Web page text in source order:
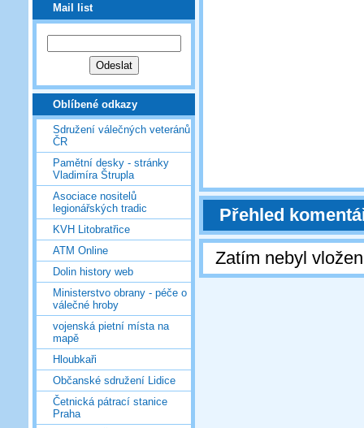
Mail list
Oblíbené odkazy
Sdružení válečných veteránů
ČR
Pamětní desky - stránky
Vladimíra Štrupla
Asociace nositelů
legionářských tradic
KVH Litobratřice
ATM Online
Dolin history web
Ministerstvo obrany - péče o
válečné hroby
vojenská pietní místa na
mapě
Hloubkaři
Občanské sdružení Lidice
Četnická pátrací stanice
Praha
Přehled
Zatím nebyl